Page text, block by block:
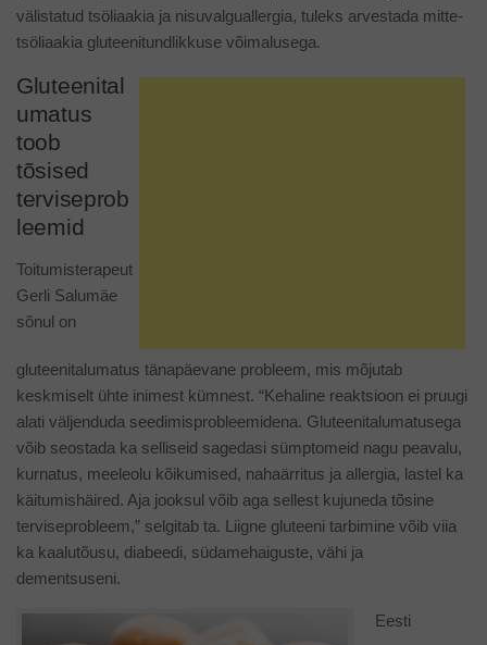
välistatud tsöliaakia ja nisuvalguallergia, tuleks arvestada mitte-
tsöliaakia gluteenitundlikkuse võimalusega.
Gluteenital
umatus
toob
tõsised
terviseprob
leemid
Toitumisterapeut
Gerli Salumäe
sõnul on
gluteenitalumatus tänapäevane probleem, mis mõjutab
keskmiselt ühte inimest kümnest. “Kehaline reaktsioon ei pruugi
alati väljenduda seedimisprobleemidena. Gluteenitalumatusega
võib seostada ka selliseid sagedasi sümptomeid nagu peavalu,
kurnatus, meeleolu kõikumised, nahaärritus ja allergia, lastel ka
käitumishäired. Aja jooksul võib aga sellest kujuneda tõsine
terviseprobleem,” selgitab ta. Liigne gluteeni tarbimine võib viia
ka kaalutõusu, diabeedi, südamehaiguste, vähi ja
dementsuseni.
Eesti